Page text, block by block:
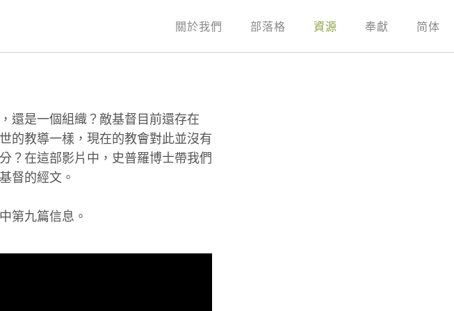
關於我們 部落格 資源 奉獻 简体
還是一個組織？敵基督目前還存在
的教導一樣，現在的教會對此並沒有
？在這部影片中，史普羅博士帶我們
督的經文。
第九篇信息。